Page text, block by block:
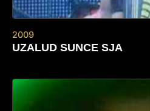
2009
UZALUD SUNCE SJA